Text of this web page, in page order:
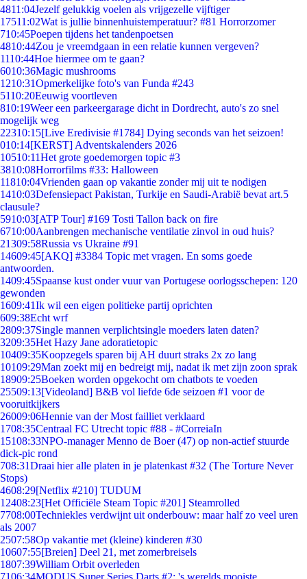
4811:04Jezelf gelukkig voelen als vrijgezelle vijftiger
17511:02Wat is jullie binnenhuistemperatuur? #81 Horrorzomer
710:45Poepen tijdens het tandenpoetsen
4810:44Zou je vreemdgaan in een relatie kunnen vergeven?
1110:44Hoe hiermee om te gaan?
6010:36Magic mushrooms
1210:31Opmerkelijke foto's van Funda #243
5110:20Eeuwig voortleven
810:19Weer een parkeergarage dicht in Dordrecht, auto's zo snel
mogelijk weg
22310:15[Live Eredivisie #1784] Dying seconds van het seizoen!
010:14[KERST] Adventskalenders 2026
10510:11Het grote goedemorgen topic #3
3810:08Horrorfilms #33: Halloween
11810:04Vrienden gaan op vakantie zonder mij uit te nodigen
1410:03Defensiepact Pakistan, Turkije en Saudi-Arabië bevat art.5
clausule?
5910:03[ATP Tour] #169 Tosti Tallon back on fire
6710:00Aanbrengen mechanische ventilatie zinvol in oud huis?
21309:58Russia vs Ukraine #91
14609:45[AKQ] #3384 Topic met vragen. En soms goede
antwoorden.
1409:45Spaanse kust onder vuur van Portugese oorlogsschepen: 120
gewonden
1609:41Ik wil een eigen politieke partij oprichten
609:38Echt wrf
2809:37Single mannen verplichtsingle moeders laten daten?
3209:35Het Hazy Jane adoratietopic
10409:35Koopzegels sparen bij AH duurt straks 2x zo lang
10109:29Man zoekt mij en bedreigt mij, nadat ik met zijn zoon sprak
18909:25Boeken worden opgekocht om chatbots te voeden
25509:13[Videoland] B&B vol liefde 6de seizoen #1 voor de
vooruitkijkers
26009:06Hennie van der Most failliet verklaard
1708:35Centraal FC Utrecht topic #88 - #CorreiaIn
15108:33NPO-manager Menno de Boer (47) op non-actief stuurde
dick-pic rond
708:31Draai hier alle platen in je platenkast #32 (The Torture Never
Stops)
4608:29[Netflix #210] TUDUM
12408:23[Het Officiële Steam Topic #201] Steamrolled
7708:00Techniekles verdwijnt uit onderbouw: maar half zo veel uren
als 2007
2507:58Op vakantie met (kleine) kinderen #30
10607:55[Breien] Deel 21, met zomerbreisels
1807:39William Orbit overleden
7106:34MODUS Super Series Darts #2: 's werelds mooiste